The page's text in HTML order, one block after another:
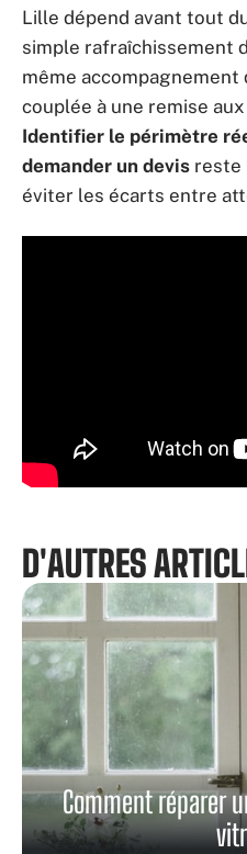
Lille dépend avant tout
simple rafraîchissement
même accompagnement
couplée à une remise
Identifier le périmètre
demander un devis reste
éviter les écarts entre
D'AUTRES
Comment réparer